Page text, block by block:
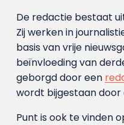
De redactie bestaat
Zij werken in
basis van vrije
beïnvloeding van
geborgd door een
wordt bijgestaan door
Punt is ook te vinden